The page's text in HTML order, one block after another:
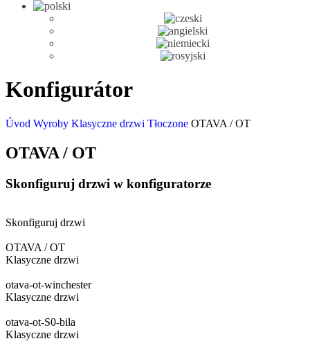
Konfigurátor
Úvod Wyroby Klasyczne drzwi Tłoczone OTAVA / OT
OTAVA / OT
Skonfiguruj drzwi w konfiguratorze
Skonfiguruj drzwi
OTAVA / OT
Klasyczne drzwi
otava-ot-winchester
Klasyczne drzwi
otava-ot-S0-bila
Klasyczne drzwi